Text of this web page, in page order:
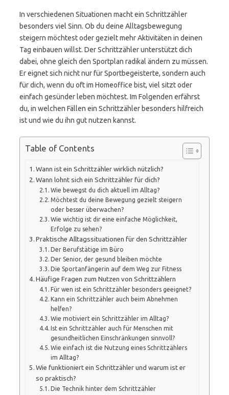
In verschiedenen Situationen macht ein Schrittzähler
besonders viel Sinn. Ob du deine Alltagsbewegung
steigern möchtest oder gezielt mehr Aktivitäten in deinen
Tag einbauen willst. Der Schrittzähler unterstützt dich
dabei, ohne gleich den Sportplan radikal ändern zu müssen.
Er eignet sich nicht nur für Sportbegeisterte, sondern auch
für dich, wenn du oft im Homeoffice bist, viel sitzt oder
einfach gesünder leben möchtest. Im Folgenden erfährst
du, in welchen Fällen ein Schrittzähler besonders hilfreich
ist und wie du ihn gut nutzen kannst.
Table of Contents
Wann ist ein Schrittzähler wirklich nützlich?
Wann lohnt sich ein Schrittzähler für dich?
Wie bewegst du dich aktuell im Alltag?
Möchtest du deine Bewegung gezielt steigern
oder besser überwachen?
Wie wichtig ist dir eine einfache Möglichkeit,
Erfolge zu sehen?
Praktische Alltagssituationen für den Schrittzähler
Der Berufstätige im Büro
Der Senior, der gesund bleiben möchte
Die Sportanfängerin auf dem Weg zur Fitness
Häufige Fragen zum Nutzen von Schrittzählern
Für wen ist ein Schrittzähler besonders geeignet?
Kann ein Schrittzähler auch beim Abnehmen
helfen?
Wie motiviert ein Schrittzähler im Alltag?
Ist ein Schrittzähler auch für Menschen mit
gesundheitlichen Einschränkungen sinnvoll?
Wie einfach ist die Nutzung eines Schrittzählers
im Alltag?
Wie funktioniert ein Schrittzähler und warum ist er
so praktisch?
Die Technik hinter dem Schrittzähler